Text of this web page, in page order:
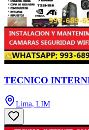
TECNICO
Lima, LIM